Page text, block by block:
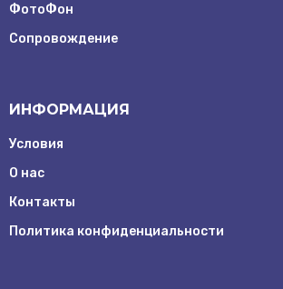
Заказать
ФотоФон
Сопровождение
ИНФОРМАЦИЯ
Условия
О нас
Контакты
Политика конфиденциальности